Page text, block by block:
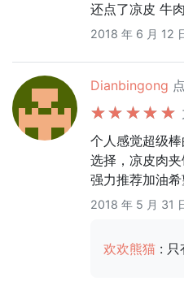
还点了凉皮 牛
2018 年 6 月 12
Dianbingong
个人感觉超级
选择，凉皮肉
强力推荐加油
2018 年 5 月 31
欢欢熊猫 : 只